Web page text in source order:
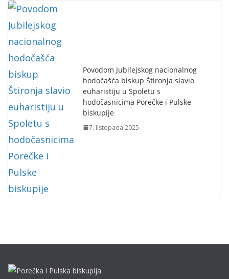
Povodom Jubilejskog nacionalnog
hodočašća biskup Štironja slavio
euharistiju u Spoletu s
hodočasnicima Porečke i Pulske
biskupije
7. listopada 2025.